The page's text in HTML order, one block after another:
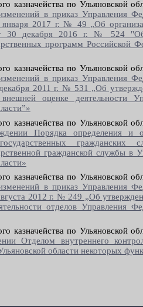
казначейства по Ульяновской
в приказ Управления
2017 г. № 49 „Об
от 30 декабря 2016 г. № 524
программ Российской
казначейства по Ульяновской
в приказ Управления
2011 г. № 531 „Об
оценке деятельности
казначейства по Ульяновской
Порядка определения и
гражданских
гражданской службы в
казначейства по Ульяновской
в приказ Управления
2012 г. № 249 „Об
отделов Управления
казначейства по Ульяновской
Отделом внутреннего
области некоторых